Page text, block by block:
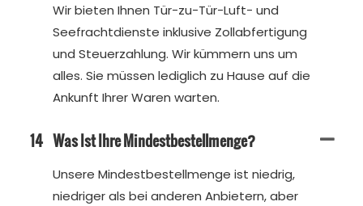
Wir bieten Ihnen Tür-zu-Tür-Luft- und
Seefrachtdienste inklusive Zollabfertigung
und Steuerzahlung. Wir kümmern uns um
alles. Sie müssen lediglich zu Hause auf die
Ankunft Ihrer Waren warten.
14 Was Ist Ihre Mindestbestellmenge?
Unsere Mindestbestellmenge ist niedrig,
niedriger als bei anderen Anbietern, aber